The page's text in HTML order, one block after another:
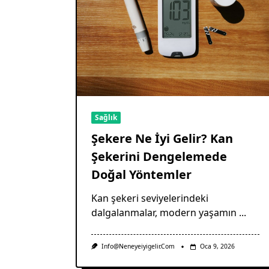
Sağlık
Şekere Ne İyi Gelir? Kan
Şekerini Dengelemede
Doğal Yöntemler
Kan şekeri seviyelerindeki
dalgalanmalar, modern yaşamın ...
Info@neneyeiyigelir.com Oca 9, 2026